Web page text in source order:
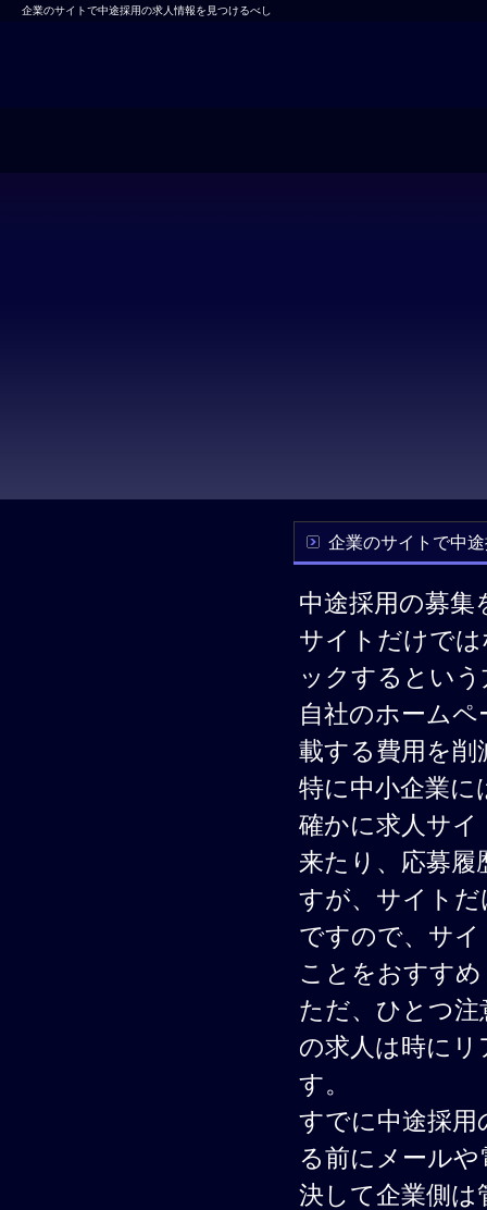
企業のサイトで中途採用の求人情報を見つけるべし
企業のサイトで中
中途採用の募
サイトだけで
ックするとい
自社のホーム
載する費用を
特に中小企業
確かに求人サ
来たり、応募履
すが、サイト
ですので、サ
ことをおすす
ただ、ひとつ
の求人は時に
す。
すでに中途採用
る前にメール
決して企業側